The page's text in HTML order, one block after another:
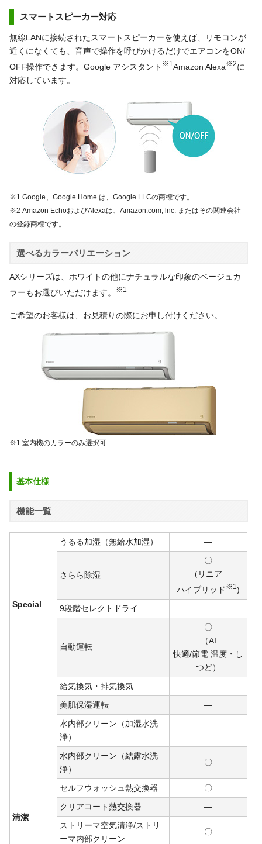
スマートスピーカー対応
無線LANに接続されたスマートスピーカーを使えば、リモコンが
近くになくても、音声で操作を呼びかけるだけでエアコンをON/
OFF操作できます。Google アシスタント ※1 Amazon Alexa※2に
対応しています。
※1 Google、Google Home は、Google LLCの商標です。
※2 Amazon EchoおよびAlexaは、Amazon.com, lnc. またはその関連会社
の登録商標です。
選べるカラーバリエーション
AXシリーズは、ホワイトの他にナチュラルな印象のベージュカ
ラーもお選びいただけます。
※1
ご希望のお客様は、お見積りの際にお申し付けください。
※1 室内機のカラーのみ選択可
基本仕様
機能一覧
Special
うるる加湿（無給水加湿） ―
さらら除湿
〇
(リニア
ハイブリ ッド ※1 )
9段階セレクトドライ ―
自動運転
〇
（AI
快適/節電 温度・し
つど）
清潔
給気換気・排気換気
―
美肌保湿運転
―
水内部クリーン（加湿水洗
浄）
―
水内部クリーン（結露水洗
浄）
〇
セルフウォッシュ熱交換器
〇
クリアコート熱交換器
―
ストリーマ空気清浄/ストリ
ーマ内部クリーン
〇